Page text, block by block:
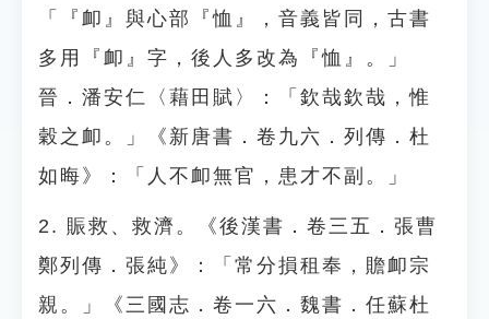
「『卹』與心部『恤』，音義皆同，古書
多用『卹』字，後人多改為『恤』。」
晉．潘安仁〈藉田賦〉：「欽哉欽哉，惟
穀之卹。」《新唐書．卷九六．列傳．杜
如晦》：「人不卹無官，患才不副。」
2. 賑救、救濟。《後漢書．卷三五．張曹
鄭列傳．張純》：「常分損租奉，贍卹宗
親。」《三國志．卷一六．魏書．任蘇杜